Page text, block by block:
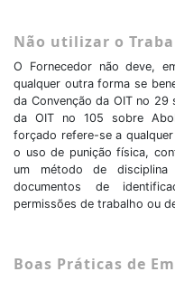
Não utilizar o
O Fornecedor não deve,
qualquer outra forma se
da Convenção da OIT no 29
da OIT no 105 sobre
forçado refere-se a
o uso de punição física,
um método de
documentos de
permissões de trabalho ou
Boas Práticas de